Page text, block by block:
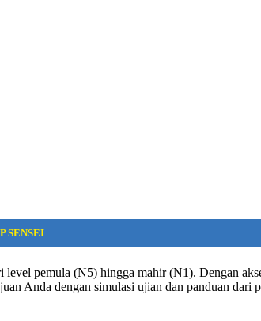
SENSEI
pemula (N5) hingga mahir (N1). Dengan
Anda dengan simulasi ujian dan panduan dari